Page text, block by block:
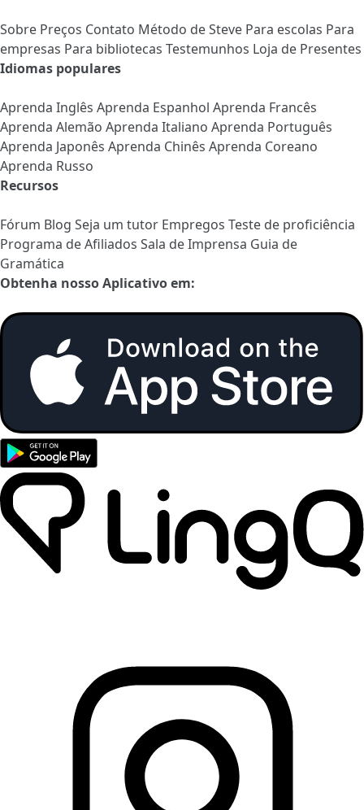
Sobre Preços Contato Método de Steve Para escolas Para
empresas Para bibliotecas Testemunhos Loja de Presentes
Idiomas populares
Aprenda Inglês Aprenda Espanhol Aprenda Francês
Aprenda Alemão Aprenda Italiano Aprenda Português
Aprenda Japonês Aprenda Chinês Aprenda Coreano
Aprenda Russo
Recursos
Fórum Blog Seja um tutor Empregos Teste de proficiência
Programa de Afiliados Sala de Imprensa Guia de
Gramática
Obtenha nosso Aplicativo em: